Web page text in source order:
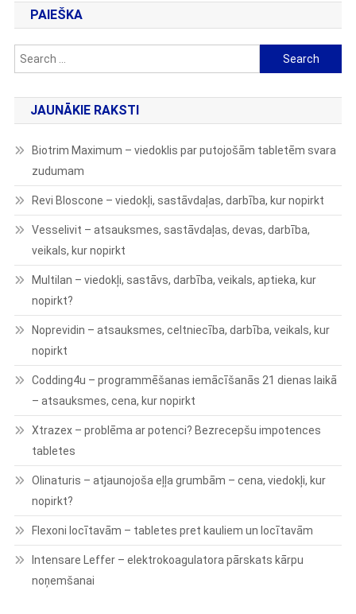
PAIEŠKA
Search
for:
JAUNĀKIE RAKSTI
Biotrim Maximum – viedoklis par putojošām tabletēm svara
zudumam
Revi Bloscone – viedokļi, sastāvdaļas, darbība, kur nopirkt
Vesselivit – atsauksmes, sastāvdaļas, devas, darbība,
veikals, kur nopirkt
Multilan – viedokļi, sastāvs, darbība, veikals, aptieka, kur
nopirkt?
Noprevidin – atsauksmes, celtniecība, darbība, veikals, kur
nopirkt
Codding4u – programmēšanas iemācīšanās 21 dienas laikā
– atsauksmes, cena, kur nopirkt
Xtrazex – problēma ar potenci? Bezrecepšu impotences
tabletes
Olinaturis – atjaunojoša eļļa grumbām – cena, viedokļi, kur
nopirkt?
Flexoni locītavām – tabletes pret kauliem un locītavām
Intensare Leffer – elektrokoagulatora pārskats kārpu
noņemšanai